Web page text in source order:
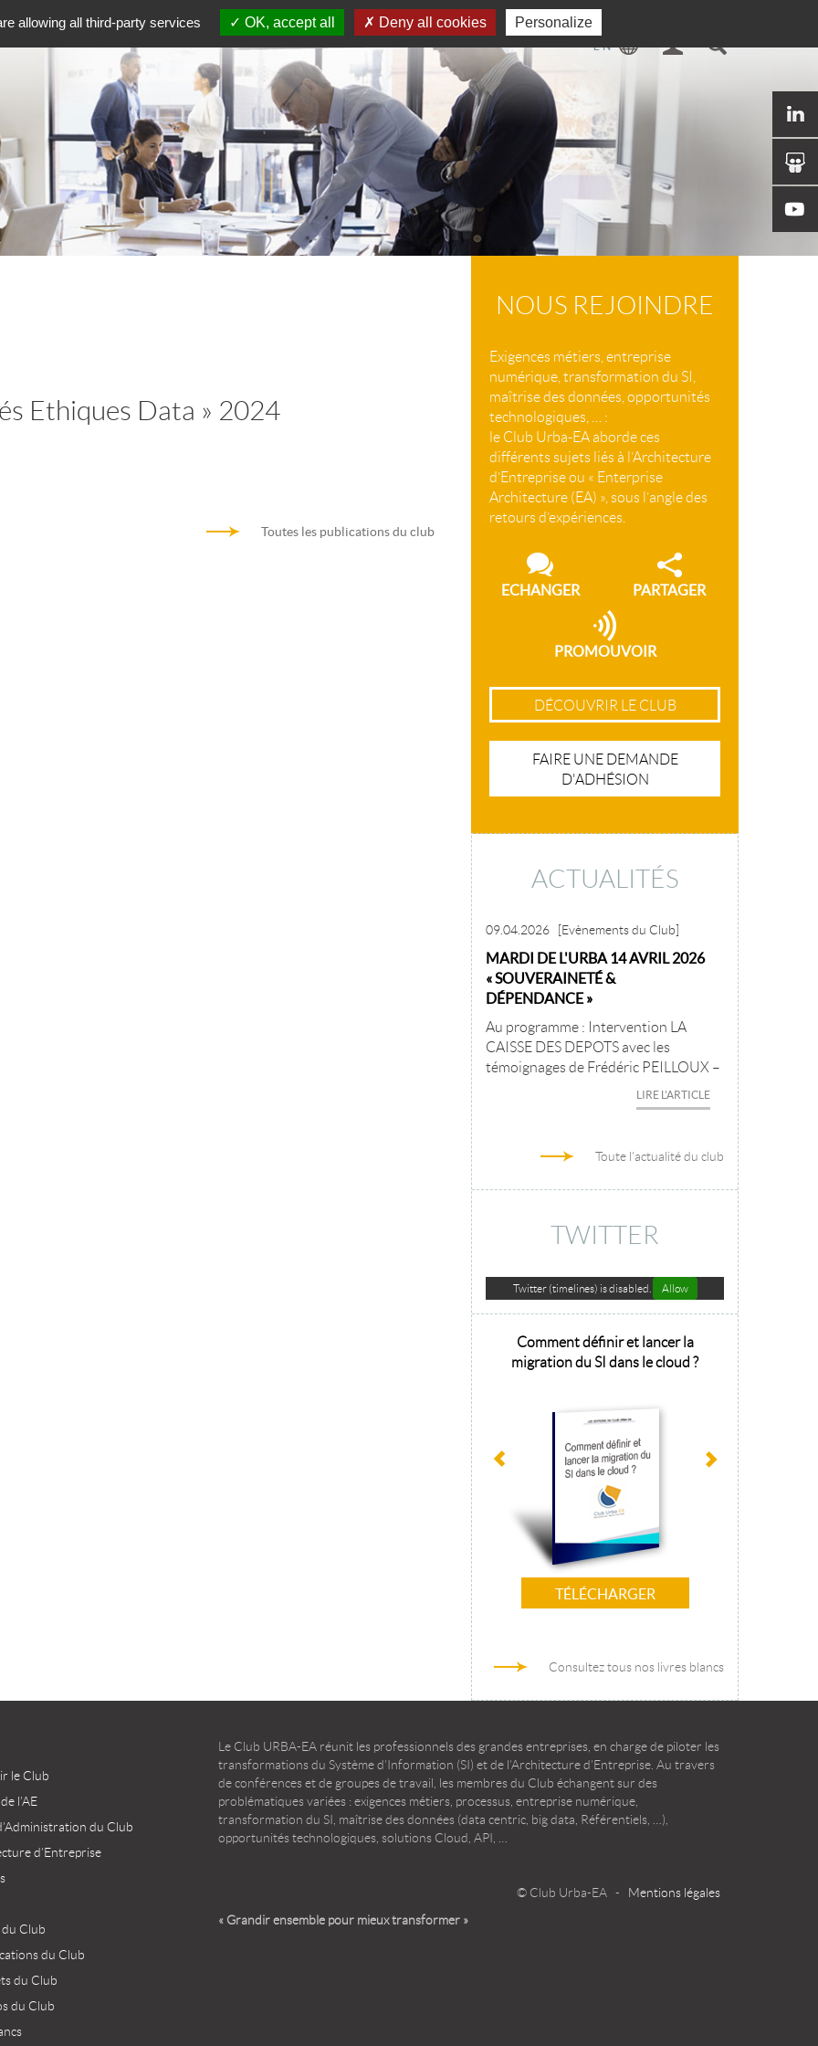
Ethiques Data » 2024
Toutes les publications du club
NOUS REJOINDRE
Exigences métiers, entreprise
numérique, transformation du SI,
maîtrise des données, opportunités
technologiques, … :
le Club Urba-EA aborde ces
différents sujets liés à l’Architecture
d’Entreprise ou « Enterprise
Architecture (EA) », sous l’angle des
retours d’expériences.
ECHANGER PARTAGER
PROMOUVOIR
DÉCOUVRIR LE CLUB
FAIRE UNE DEMANDE
D'ADHÉSION
ACTUALITÉS
09.04.2026 [Evènements du Club]
MARDI DE L'URBA 14 AVRIL 2026
« SOUVERAINETÉ &
DÉPENDANCE »
Au programme : Intervention LA
CAISSE DES DEPOTS avec les
témoignages de Frédéric PEILLOUX –
LIRE L'ARTICLE
Toute l'actualité du club
TWITTER
Twitter (timelines) is disabled. Allow
Comment définir et lancer la
migration du SI dans le cloud ?
TÉLÉCHARGER
Architecture
Consultez tous nos livres blancs
le Club
l’AE
du Club
d’Entreprise
du Club
du Club
du Club
du Club
Le Club URBA-EA réunit les professionnels des grandes entreprises, en charge de piloter les
transformations du Système d’Information (SI) et de l’Architecture d’Entreprise. Au travers
de conférences et de groupes de travail, les membres du Club échangent sur des
problématiques variées : exigences métiers, processus, entreprise numérique,
transformation du SI, maîtrise des données (data centric, big data, Référentiels, …),
opportunités technologiques, solutions Cloud, API, …
© Club Urba-EA - Mentions légales
« Grandir ensemble pour mieux transformer »
allowing all third-party services OK, accept all Deny all cookies Personalize